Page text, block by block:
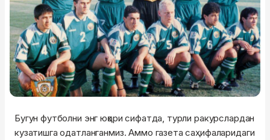
Бугун футболни энг юқори сифатда, турли ракурслардан
кузатишга одатланганмиз. Аммо газета саҳифаларидаги